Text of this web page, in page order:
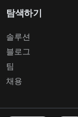
탐색하기
솔루션
블로그
팀
채용